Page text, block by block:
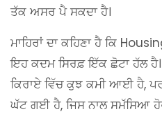
ਤੱਕ ਅਸਰ ਪੈ ਸਕਦਾ ਹੈ।
ਮਾਹਿਰਾਂ ਦਾ ਕਹਿਣਾ ਹੈ ਕਿ
ਇਹ ਕਦਮ ਸਿਰਫ਼ ਇੱਕ ਛੋਟਾ ਹੱਲ
ਕਿਰਾਏ ਵਿੱਚ ਕੁਝ ਕਮੀ ਆਈ ਹੈ,
ਘੱਟ ਗਈ ਹੈ, ਜਿਸ ਨਾਲ ਸਮੱਸਿਆ